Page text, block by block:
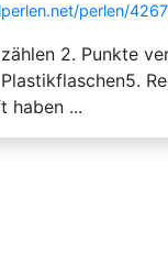
perlen/
2. Punkte
haben ...